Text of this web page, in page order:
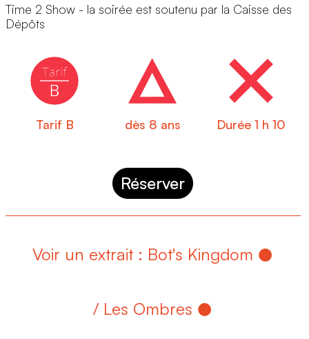
Time 2 Show - la soirée est soutenu par la Caisse des
Dépôts
Tarif B dès 8 ans Durée 1 h 10
Réserver
Voir un extrait : Bot's Kingdom
/ Les Ombres